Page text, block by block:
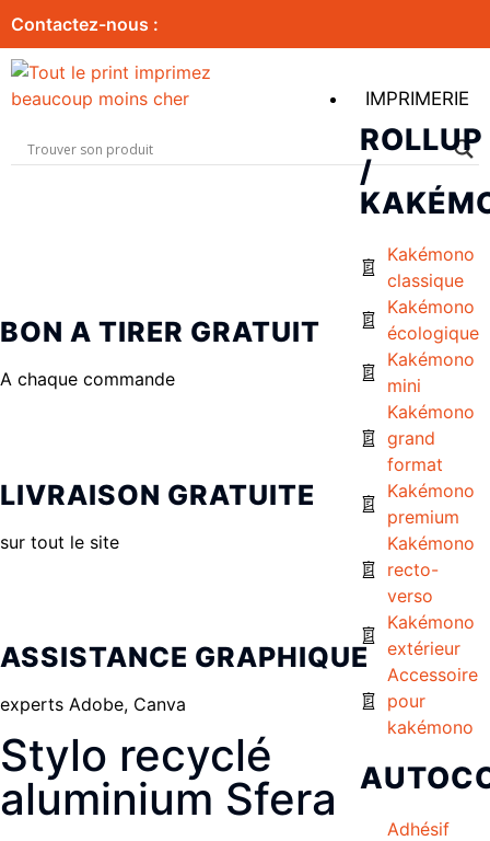
Contactez-nous :
IMPRIMERIE
ROLLUP
/
Kakémono
classique
Kakémono
écologique
Kakémono
mini
Kakémono
grand
format
Kakémono
premium
Kakémono
recto-
verso
Kakémono
extérieur
Accessoire
pour
kakémono
Adhésif
BON A TIRER GRATUIT
A chaque commande
LIVRAISON GRATUITE
sur tout le site
ASSISTANCE GRAPHIQUE
experts Adobe, Canva
Stylo recyclé
aluminium Sfera